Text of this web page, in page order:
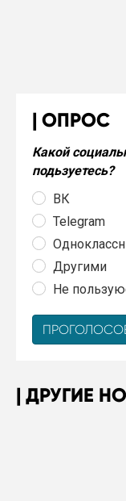
ОПРОС
Какой
подьзуетесь?
ВК
Telegram
Другими
Не
ДРУГИЕ